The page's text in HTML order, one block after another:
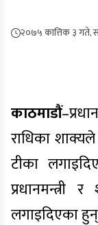
२०७५ कात्तिक ३ गते,
काठमाडौं
राधिका
टीका
प्रधानमन्त्री
लगाइदिएका